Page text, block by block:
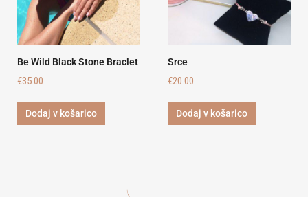
Be Wild Black Stone Braclet
€35.00
Dodaj v košarico
Srce
€20.00
Dodaj v košarico